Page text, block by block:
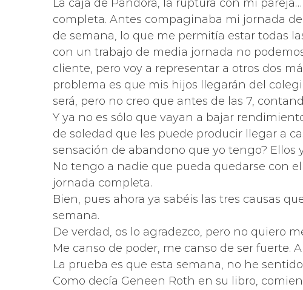
La caja de Pandora, la ruptura con mi
completa. Antes compaginaba mi jornada
de semana, lo que me permitía estar todas
con un trabajo de media jornada no
cliente, pero voy a representar a otros dos
problema es que mis hijos llegarán del
será, pero no creo que antes de las 7,
Y ya no es sólo que vayan a bajar
de soledad que les puede producir llegar a
sensación de abandono que yo tengo? Ellos
No tengo a nadie que pueda quedarse con
jornada completa.
Bien, pues ahora ya sabéis las tres causas
semana.
De verdad, os lo agradezco, pero no quiero
Me canso de poder, me canso de ser fuerte.
La prueba es que esta semana, no he
Como decía Geneen Roth en su libro,